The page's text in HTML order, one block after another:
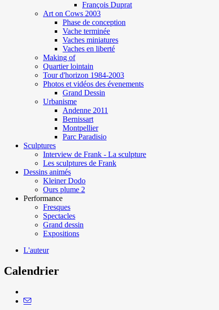
François Duprat
Art on Cows 2003
Phase de conception
Vache terminée
Vaches miniatures
Vaches en liberté
Making of
Quartier lointain
Tour d'horizon 1984-2003
Photos et vidéos des évenements
Grand Dessin
Urbanisme
Andenne 2011
Bernissart
Montpellier
Parc Paradisio
Sculptures
Interview de Frank - La sculpture
Les sculptures de Frank
Dessins animés
Kleiner Dodo
Ours plume 2
Performance
Fresques
Spectacles
Grand dessin
Expositions
L'auteur
Calendrier